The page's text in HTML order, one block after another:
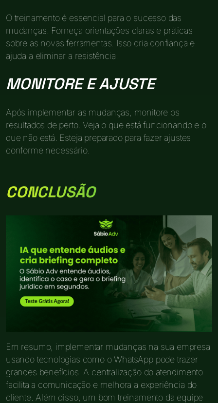
O treinamento é essencial para o sucesso das
mudanças. Forneça orientações claras e práticas
sobre as novas ferramentas. Isso cria confiança e
ajuda a eliminar a resistência.
MONITORE E AJUSTE
Após implementar as mudanças, monitore os
resultados de perto. Veja o que está funcionando e o
que não está. Esteja preparado para fazer ajustes
conforme necessário.
CONCLUSÃO
Em resumo, implementar mudanças na sua empresa
usando tecnologias como o WhatsApp pode trazer
grandes benefícios. A centralização do atendimento
facilita a comunicação e melhora a experiência do
cliente. Além disso, um bom treinamento da equipe